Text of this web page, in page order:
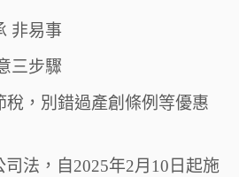
非易事
三步驟
稅，別錯過產創條例等優惠
司法，自2025年2月10日起施